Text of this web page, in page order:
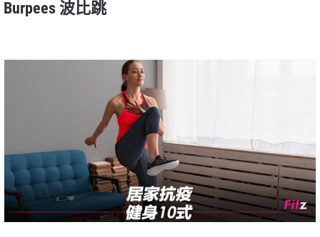
Burpees 波比跳